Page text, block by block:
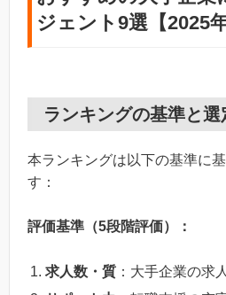
ジェント9選【2025
ランキングの基準と選
本ランキングは以下の基準に
す：
評価基準（5段階評価）：
求人数・質 ：大手企業の求